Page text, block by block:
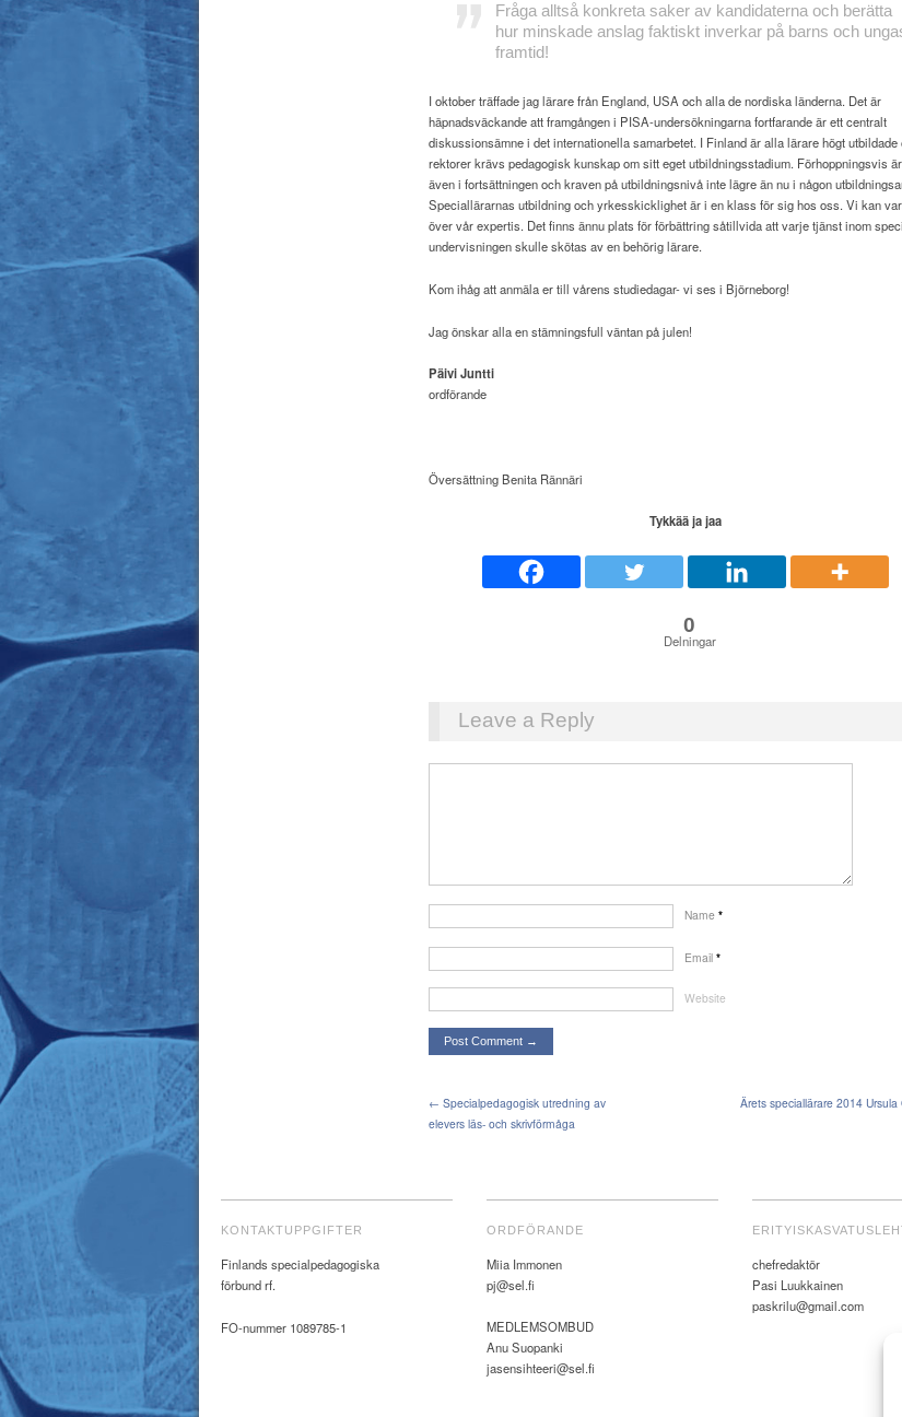
Fråga alltså konkreta saker av kandidaterna och berätta
hur minskade anslag faktiskt inverkar på barns och
framtid!
I oktober träffade jag lärare från England, USA och alla de nordiska länderna. Det är
häpnadsväckande att framgången i PISA-undersökningarna fortfarande är ett centralt
diskussionsämne i det internationella samarbetet. I Finland är alla lärare högt utbildade
rektorer krävs pedagogisk kunskap om sitt eget utbildningsstadium. Förhoppningsvis
även i fortsättningen och kraven på utbildningsnivå inte lägre än nu i någon
Speciallärarnas utbildning och yrkesskicklighet är i en klass för sig hos oss. Vi kan
över vår expertis. Det finns ännu plats för förbättring såtillvida att varje tjänst inom
undervisningen skulle skötas av en behörig lärare.
Kom ihåg att anmäla er till vårens studiedagar- vi ses i Björneborg!
Jag önskar alla en stämningsfull väntan på julen!
Päivi Juntti
ordförande
Översättning Benita Rännäri
Tykkää ja jaa
0
Delningar
Leave a Reply
Name *
Email *
Website
← Specialpedagogisk utredning av
elevers läs- och skrivförmåga
Ärets speciallärare 2014 Ursula
KONTAKTUPPGIFTER
Finlands specialpedagogiska
förbund rf.
FO-nummer 1089785-1
ORDFÖRANDE
Miia Immonen
pj@sel.fi
MEDLEMSOMBUD
Anu Suopanki
jasensihteeri@sel.fi
chefredaktör
Pasi Luukkainen
paskrilu@gmail.com